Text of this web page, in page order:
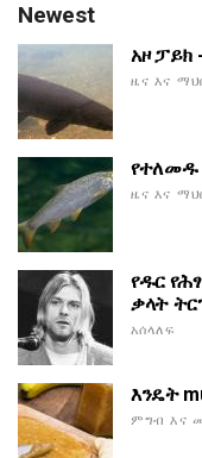
Newest
አዞ ፓይክ
ዜና እና
የተለመዱ
ዜና እና
የዱር
ቃላት
አሰላለፍ
እንዴት
ምግብ እና